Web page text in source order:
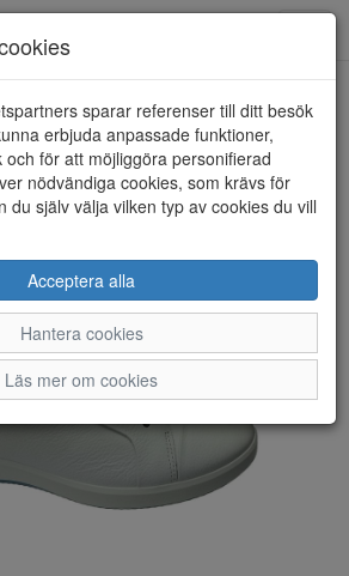
sparar referenser till ditt besök
erbjuda anpassade funktioner,
för att möjliggöra personifierad
nödvändiga cookies, som krävs för
du själv välja vilken typ av cookies du vill
Acceptera alla
Hantera cookies
Läs mer om cookies